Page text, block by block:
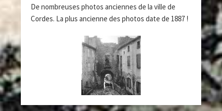
De nombreuses photos anciennes de la ville de
Cordes. La plus ancienne des photos date de 1887 !